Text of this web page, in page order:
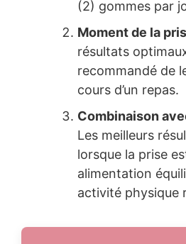
(2) gommes par
Moment de la
résultats
recommandé de
cours d’un repas.
Combinaison
Les meilleurs
lorsque la prise
alimentation
activité physique